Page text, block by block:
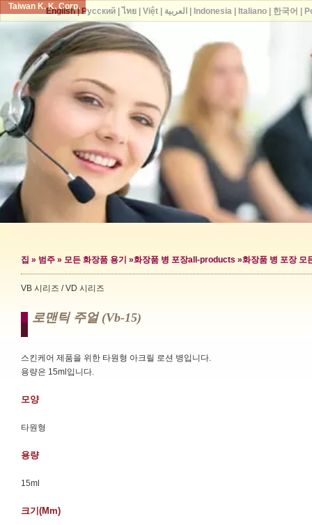
Taiwan K. K. Corp.
집 » 범주 » 모든 화장품 용기 »화장품 병 포장all-products »화장품 병 포장 모
VB 시리즈 / VD 시리즈
로맨틱 주얼 (vb-15)
스킨케어 제품을 위한 타원형 아크릴 로션 병입니다.
용량은 15ml입니다.
모양
타원형
용량
15ml
크기(mm)
English| Русский| ไทย| Việt| العربية Indonesia| Italiano| 한국어